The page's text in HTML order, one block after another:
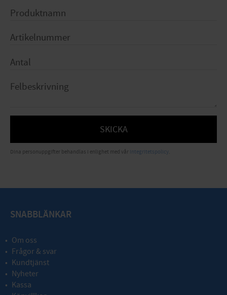
SKICKA
Dina personuppgifter behandlas i enlighet med vår integritetspolicy.
SNABBLÄNKAR
Om oss
Frågor & svar
Kundtjänst
Nyheter
Kassa